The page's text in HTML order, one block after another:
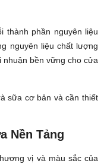
thành phần nguyên liệu
nguyên liệu chất lượng
nhuận bền vững cho cửa
sữa cơ bản và cần thiết
Nền Tảng
vị và màu sắc của